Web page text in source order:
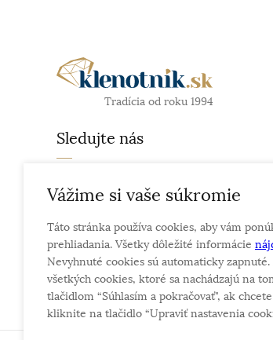
Tradícia od roku 1994
Sledujte nás
facebook
Vážime si vaše súkromie
Táto stránka používa cookies, aby vám
prehliadania. Všetky dôležité informácie
Nevyhnuté cookies sú automaticky
všetkých cookies, ktoré sa nachádzajú na
tlačidlom “Súhlasím a pokračovať", ak
kliknite na tlačidlo “Upraviť nastavenia